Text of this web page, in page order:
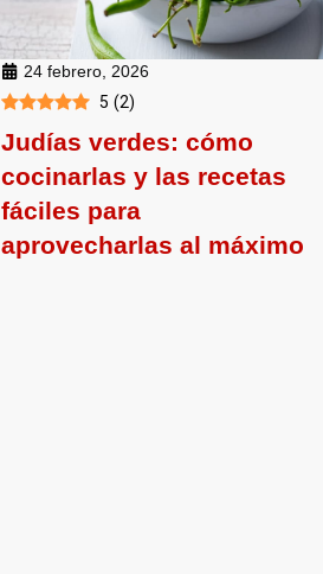
24 febrero, 2026
5 (2)
Judías verdes: cómo
cocinarlas y las recetas
fáciles para
aprovecharlas al máximo